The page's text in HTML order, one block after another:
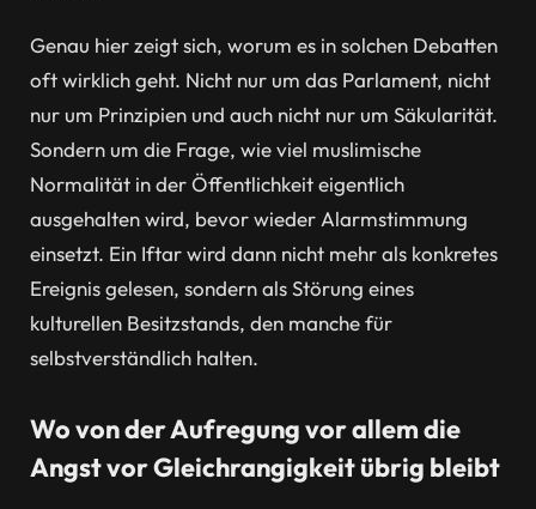
Genau hier zeigt sich, worum es in solchen Debatten
oft wirklich geht. Nicht nur um das Parlament, nicht
nur um Prinzipien und auch nicht nur um Säkularität.
Sondern um die Frage, wie viel muslimische
Normalität in der Öffentlichkeit eigentlich
ausgehalten wird, bevor wieder Alarmstimmung
einsetzt. Ein Iftar wird dann nicht mehr als konkretes
Ereignis gelesen, sondern als Störung eines
kulturellen Besitzstands, den manche für
selbstverständlich halten.
Wo von der Aufregung vor allem die
Angst vor Gleichrangigkeit übrig bleibt